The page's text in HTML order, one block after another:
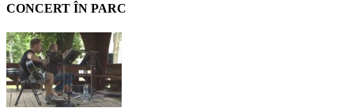
CONCERT ÎN PARC